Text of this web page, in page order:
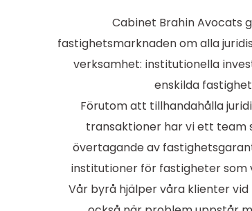
Cabinet Brahin Avocats
fastighetsmarknaden om alla
verksamhet: institutionella
enskilda
Förutom att tillhandahålla
transaktioner har vi ett team
övertagande av
institutioner för fastigheter som
Vår byrå hjälper våra klienter